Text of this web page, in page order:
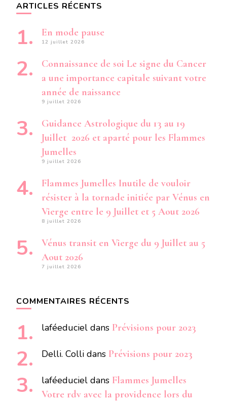
ARTICLES RÉCENTS
En mode pause
12 juillet 2026
Connaissance de soi Le signe du Cancer
a une importance capitale suivant votre
année de naissance
9 juillet 2026
Guidance Astrologique du 13 au 19
Juillet 2026 et aparté pour les Flammes
Jumelles
9 juillet 2026
Flammes Jumelles Inutile de vouloir
résister à la tornade initiée par Vénus en
Vierge entre le 9 Juillet et 5 Aout 2026
8 juillet 2026
Vénus transit en Vierge du 9 Juillet au 5
Aout 2026
7 juillet 2026
COMMENTAIRES RÉCENTS
laféeduciel dans Prévisions pour 2023
Delli. Colli dans Prévisions pour 2023
laféeduciel dans Flammes Jumelles
Votre rdv avec la providence lors du